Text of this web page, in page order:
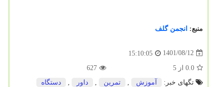
منبع: انجمن گلف
1401/08/12
15:10:05
0.0 از 5
627
تگهای خبر:
آموزش تمرین داور دستگاه